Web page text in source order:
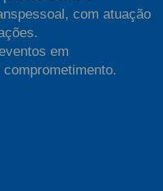
com atuação
em